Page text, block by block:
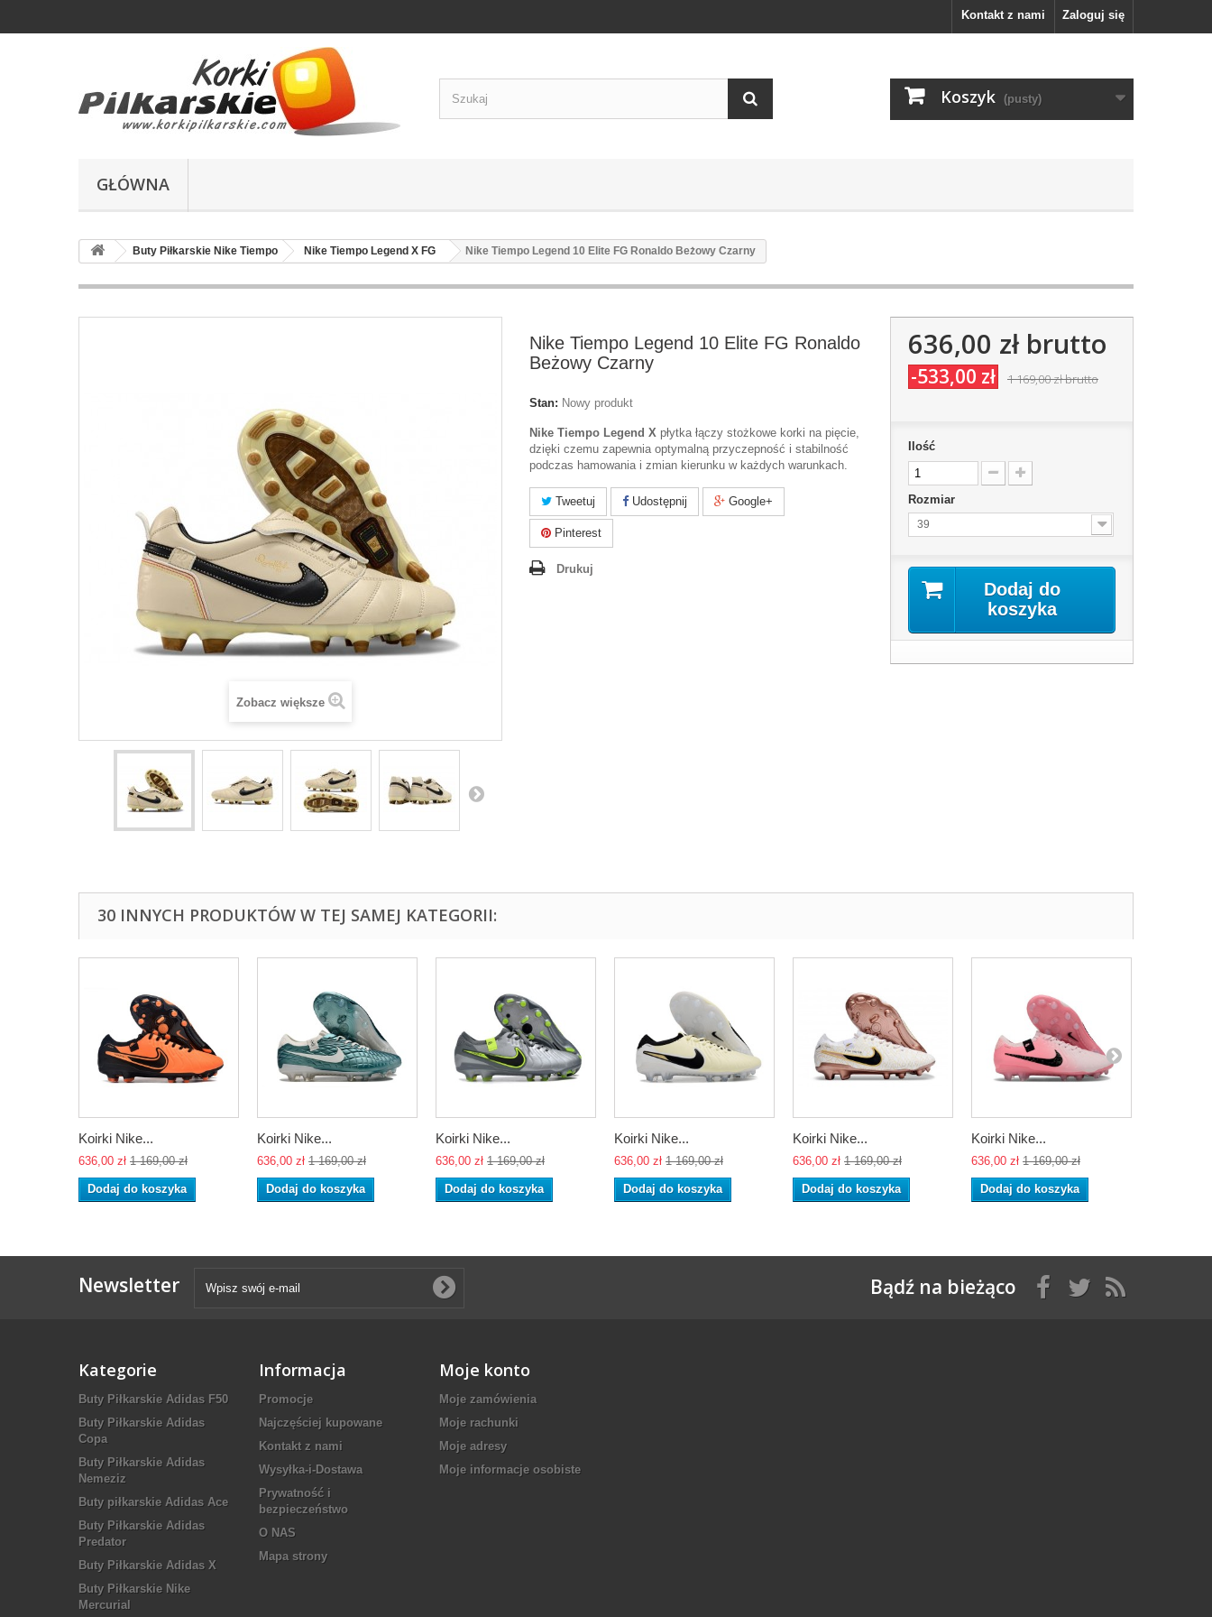
Zaloguj się
Kontakt z nami
Koszyk (pusty)
GŁÓWNA
Buty Piłkarskie Nike Tiempo Nike Tiempo Legend X FG Nike Tiempo Legend 10 Elite FG Ronaldo Beżowy Czarny
Zobacz większe
Nike Tiempo Legend 10 Elite FG Ronaldo
Beżowy Czarny
Stan: Nowy produkt
Nike Tiempo Legend X płytka łączy stożkowe korki na pięcie,
dzięki czemu zapewnia optymalną przyczepność i stabilność
podczas hamowania i zmian kierunku w każdych warunkach.
Tweetuj Udostępnij Google+
Pinterest
Drukuj
636,00 złbrutto
-533,00 zł 1 169,00 złbrutto
Ilość
Rozmiar
39
Dodaj do
koszyka
30 INNYCH PRODUKTÓW W TEJ SAMEJ KATEGORII:
Koirki Nike...
636,00 zł 1 169,00 zł
Dodaj do koszyka
Koirki Nike...
636,00 zł 1 169,00 zł
Dodaj do koszyka
Koirki Nike...
636,00 zł 1 169,00 zł
Dodaj do koszyka
Koirki Nike...
636,00 zł 1 169,00 zł
Dodaj do koszyka
Koirki Nike...
636,00 zł 1 169,00 zł
Dodaj do koszyka
Koirki Nike...
636,00 zł 1 169,00 zł
Dodaj do koszyka
Newsletter Bądź na bieżąco
Kategorie
Buty Piłkarskie Adidas F50
Buty Piłkarskie Adidas
Copa
Buty Piłkarskie Adidas
Nemeziz
Buty piłkarskie Adidas Ace
Buty Piłkarskie Adidas
Predator
Buty Piłkarskie Adidas X
Buty Piłkarskie Nike
Mercurial
Informacja
Promocje
Najczęściej kupowane
Kontakt z nami
Wysyłka-i-Dostawa
Prywatność i
bezpieczeństwo
O NAS
Mapa strony
Moje konto
Moje zamówienia
Moje rachunki
Moje adresy
Moje informacje osobiste